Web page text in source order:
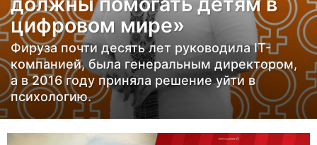
я
ц
е
в
н
а
з
а
цифровом мире»
Фируза почти десять лет руководила IT-
компанией, была генеральным директором,
а в 2016 году приняла решение уйти в
психологию.